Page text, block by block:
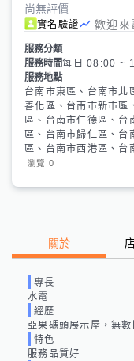
尚無評價
實名驗證 歡迎來
服務分類
服務時間每日 08:00 ~
服務地點
台南市東區、台南市北
善化區、台南市新市區
區、台南市仁德區、台
區、台南市歸仁區、台
區、台南市西港區、台
瀏覽 0
關於
專長
水電
經歷
亞果碼頭展示屋，無
特色
服務品質好